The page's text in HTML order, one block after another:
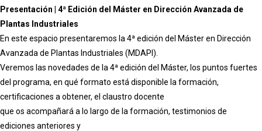
Presentación | 4ª Edición del Máster en Dirección Avanzada de
Plantas Industriales
En este espacio presentaremos la 4ª edición del Máster en Dirección
Avanzada de Plantas Industriales (MDAPI).
Veremos las novedades de la 4ª edición del Máster, los puntos fuertes
del programa, en qué formato está disponible la formación,
certificaciones a obtener, el claustro docente
que os acompañará a lo largo de la formación, testimonios de
ediciones anteriores y